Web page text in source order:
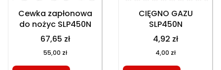
Cewka zapłonowa
do nożyc SLP450N
67,65 zł
55,00 zł
CIĘGNO GAZU
SLP450N
4,92 zł
4,00 zł